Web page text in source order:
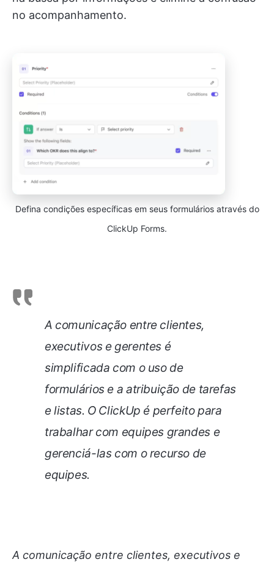
no acompanhamento.
Defina condições específicas em seus formulários através do
ClickUp Forms.
A comunicação entre clientes,
executivos e gerentes é
simplificada com o uso de
formulários e a atribuição de tarefas
e listas. O ClickUp é perfeito para
trabalhar com equipes grandes e
gerenciá-las com o recurso de
equipes.
A comunicação entre clientes, executivos e